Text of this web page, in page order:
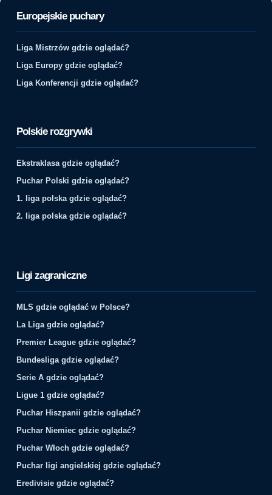
Europejskie puchary
Liga Mistrzów gdzie oglądać?
Liga Europy gdzie oglądać?
Liga Konferencji gdzie oglądać?
Polskie rozgrywki
Ekstraklasa gdzie oglądać?
Puchar Polski gdzie oglądać?
1. liga polska gdzie oglądać?
2. liga polska gdzie oglądać?
Ligi zagraniczne
MLS gdzie oglądać w Polsce?
La Liga gdzie oglądać?
Premier League gdzie oglądać?
Bundesliga gdzie oglądać?
Serie A gdzie oglądać?
Ligue 1 gdzie oglądać?
Puchar Hiszpanii gdzie oglądać?
Puchar Niemiec gdzie oglądać?
Puchar Włoch gdzie oglądać?
Puchar ligi angielskiej gdzie oglądać?
Eredivisie gdzie oglądać?